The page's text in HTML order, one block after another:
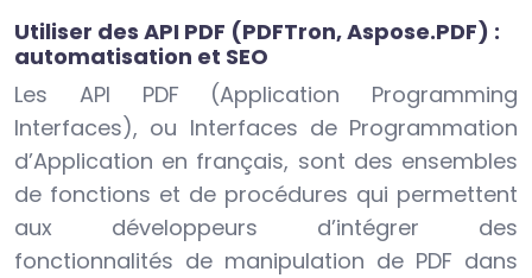
Utiliser des API PDF (PDFTron, Aspose.PDF) :
automatisation et SEO
Les API PDF (Application Programming
Interfaces), ou Interfaces de Programmation
d’Application en français, sont des ensembles
de fonctions et de procédures qui permettent
aux développeurs d’intégrer des
fonctionnalités de manipulation de PDF dans